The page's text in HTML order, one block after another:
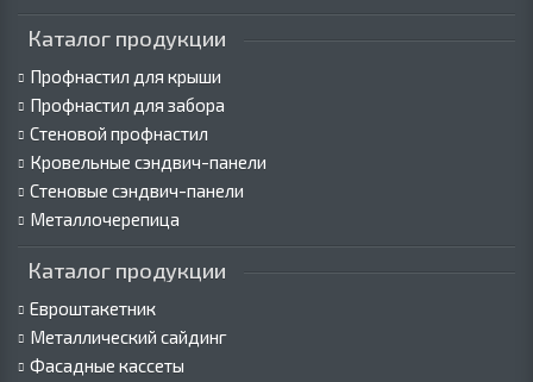
Каталог продукции
Профнастил для крыши
Профнастил для забора
Стеновой профнастил
Кровельные сэндвич-панели
Стеновые сэндвич-панели
Металлочерепица
Каталог продукции
Евроштакетник
Металлический сайдинг
Фасадные кассеты